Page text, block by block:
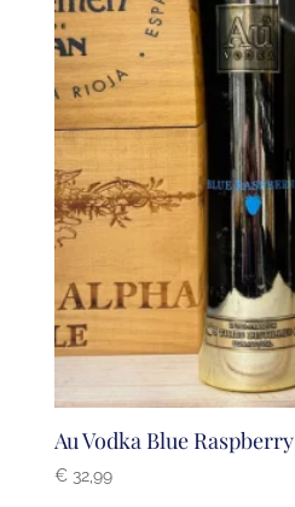
Au Vodka Blue Raspberry
€32,99